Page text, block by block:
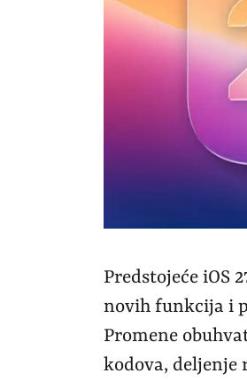
Predstojeće iOS
novih funkcija i
Promene
kodova, deljenje